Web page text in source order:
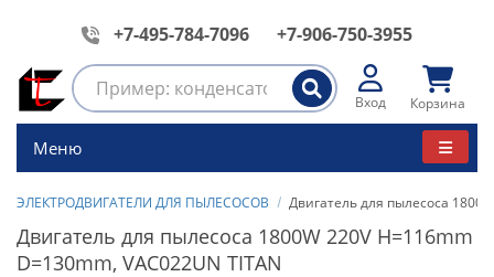
+7-495-784-7096 +7-906-750-3955
Вход Корзина
Меню
ЭЛЕКТРОДВИГАТЕЛИ ДЛЯ ПЫЛЕСОСОВ Двигатель для пылесоса
Двигатель для пылесоса 1800W 220V H=116mm
D=130mm, VAC022UN TITAN